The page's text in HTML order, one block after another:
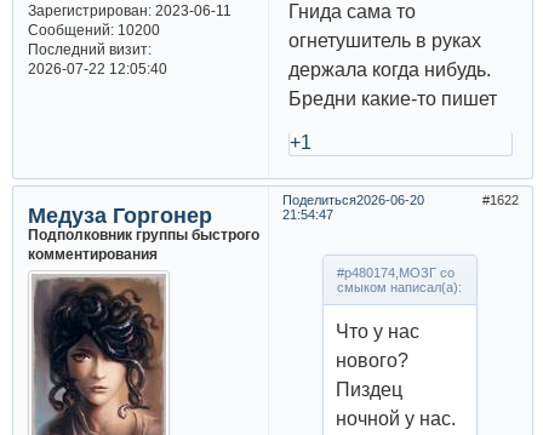
Зарегистрирован: 2023-06-11
Сообщений:10200
Последний визит:
2026-07-22 12:05:40
Гнида сама то
огнетушитель в руках
держала когда нибудь.
Бредни какие-то пишет
+1
Поделиться 1622
2026-06-20
21:54:47
Медуза Горгонер
Подполковник группы быстрого
комментирования
#p480174,МОЗГ со
смыком написал(а):
Что у нас
нового?
Пиздец
ночной у нас.